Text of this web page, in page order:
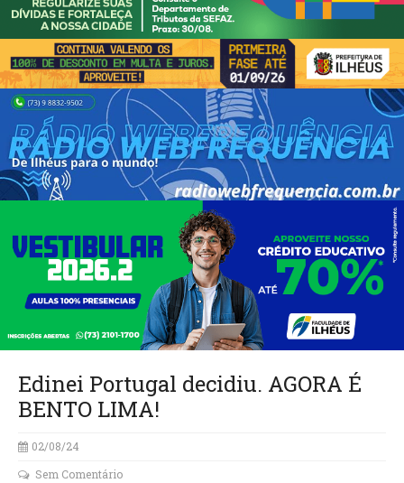
Edinei Portugal decidiu. AGORA É
BENTO LIMA!
02/08/24
Sem Comentário